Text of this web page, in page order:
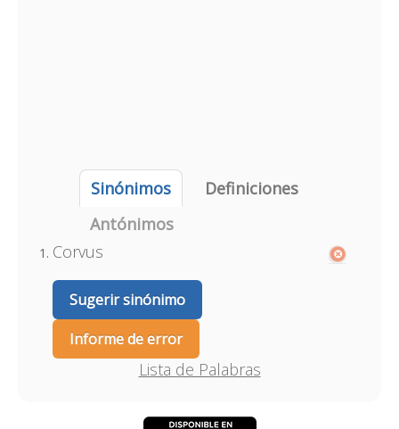
Sinónimos
Definiciones
Antónimos
Corvus
Sugerir sinónimo
Informe de error
Lista de Palabras